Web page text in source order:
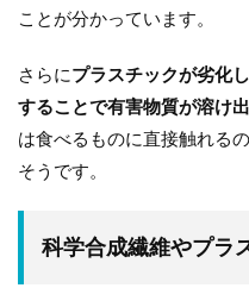
ことが分かっています。
さらにプラスチックが劣化
することで有害物質が溶け
は食べるものに直接触れる
そうです。
科学合成繊維やプラ